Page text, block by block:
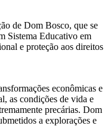
de Dom Bosco, que se
Sistema Educativo em
e proteção aos direitos
econômicas e
as condições de vida e
precárias. Dom
a explorações e